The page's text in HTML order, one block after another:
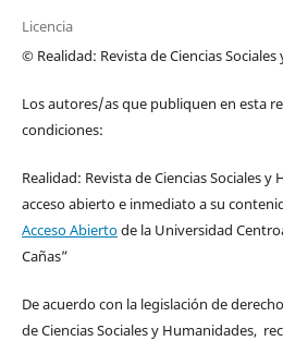
Licencia
© Realidad: Revista de Ciencias
Los autores/as que publiquen en esta
condiciones:
Realidad: Revista de Ciencias Sociales
acceso abierto e inmediato a su
Acceso Abiertode la Universidad
Cañas”
De acuerdo con la legislación de
de Ciencias Sociales y Humanidades,